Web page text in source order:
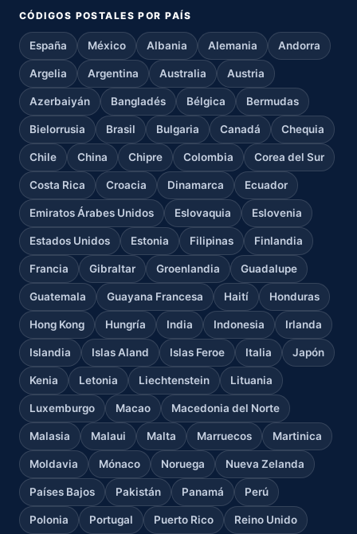
CÓDIGOS POSTALES POR PAÍS
España México Albania Alemania Andorra
Argelia Argentina Australia Austria
Azerbaiyán Bangladés Bélgica Bermudas
Bielorrusia Brasil Bulgaria Canadá Chequia
Chile China Chipre Colombia Corea del Sur
Costa Rica Croacia Dinamarca Ecuador
Emiratos Árabes Unidos Eslovaquia Eslovenia
Estados Unidos Estonia Filipinas Finlandia
Francia Gibraltar Groenlandia Guadalupe
Guatemala Guayana Francesa Haití Honduras
Hong Kong Hungría India Indonesia Irlanda
Islandia Islas Aland Islas Feroe Italia Japón
Kenia Letonia Liechtenstein Lituania
Luxemburgo Macao Macedonia del Norte
Malasia Malaui Malta Marruecos Martinica
Moldavia Mónaco Noruega Nueva Zelanda
Países Bajos Pakistán Panamá Perú
Polonia Portugal Puerto Rico Reino Unido